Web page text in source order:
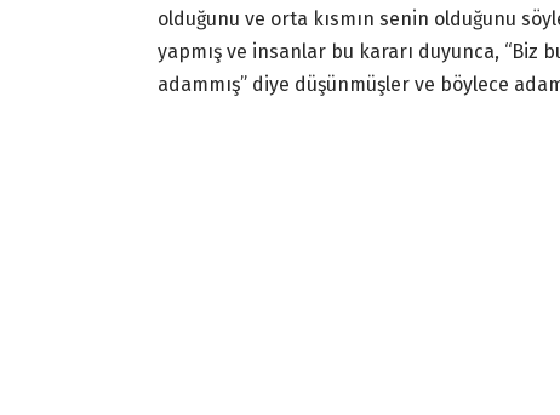
olduğunu ve orta kısmın senin olduğunu
yapmış ve insanlar bu kararı duyunca, “Biz
adammış” diye düşünmüşler ve böylece